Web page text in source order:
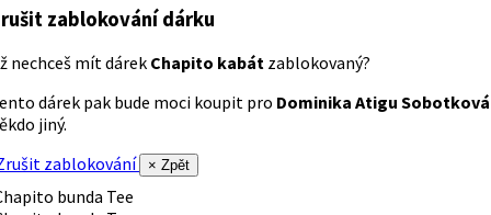
zablokování dárku
nechceš mít dárek Chapito kabát zablokovaný?
dárek pak bude moci koupit pro Dominika Atigu Sobotková
jiný.
zablokování
× Zpět